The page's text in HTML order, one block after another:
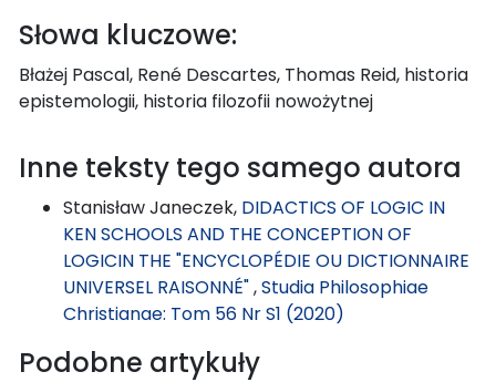
Słowa kluczowe:
Błażej Pascal, René Descartes, Thomas Reid, historia
epistemologii, historia filozofii nowożytnej
Inne teksty tego samego autora
Stanisław Janeczek, DIDACTICS OF LOGIC IN
KEN SCHOOLS AND THE CONCEPTION OF
LOGICIN THE "ENCYCLOPÉDIE OU DICTIONNAIRE
UNIVERSEL RAISONNÉ",Studia Philosophiae
Christianae: Tom 56 Nr S1 (2020)
Podobne artykuły